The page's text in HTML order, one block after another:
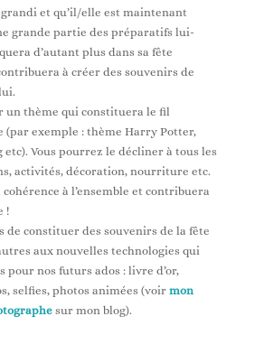
et qu’il/elle est maintenant
grande partie des préparatifs lui-
d’autant plus dans sa fête
à créer des souvenirs de
un thème qui constituera le fil
(par exemple : thème Harry Potter,
etc). Vous pourrez le décliner à tous les
activités, décoration, nourriture etc.
à l’ensemble et contribuera
!
de constituer des souvenirs de la fête
aux nouvelles technologies qui
pour nos futurs ados : livre d’or,
selfies, photos animées (voir mon
sur mon blog).